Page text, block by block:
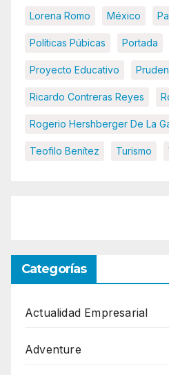
Lorena Romo México
Políticas Púbicas Portada
Proyecto Educativo
Ricardo Contreras Reyes
Rogerio Hershberger De La
Teofilo Benítez Turismo
Categorías
Actualidad Empresarial
Adventure